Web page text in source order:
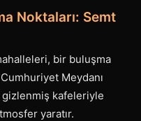
Noktaları: Semt
bir buluşma
Meydanı
kafeleriyle
yaratır.